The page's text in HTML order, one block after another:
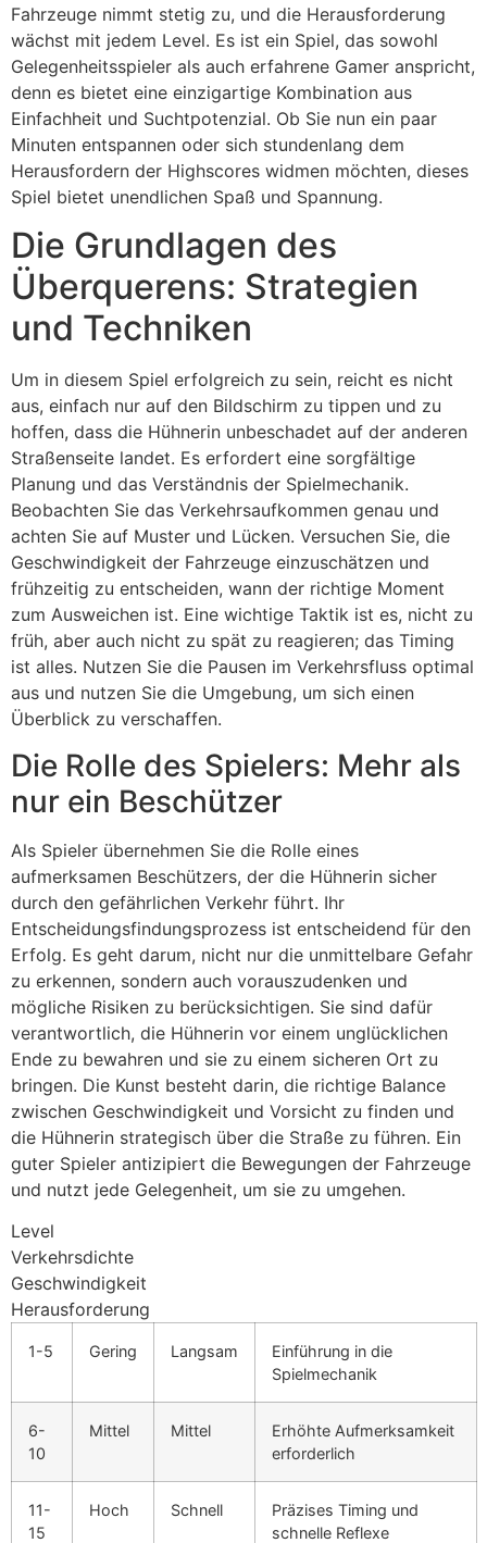
Fahrzeuge nimmt stetig zu, und die Herausforderung
wächst mit jedem Level. Es ist ein Spiel, das sowohl
Gelegenheitsspieler als auch erfahrene Gamer anspricht,
denn es bietet eine einzigartige Kombination aus
Einfachheit und Suchtpotenzial. Ob Sie nun ein paar
Minuten entspannen oder sich stundenlang dem
Herausfordern der Highscores widmen möchten, dieses
Spiel bietet unendlichen Spaß und Spannung.
Die Grundlagen des
Überquerens: Strategien
und Techniken
Um in diesem Spiel erfolgreich zu sein, reicht es nicht
aus, einfach nur auf den Bildschirm zu tippen und zu
hoffen, dass die Hühnerin unbeschadet auf der anderen
Straßenseite landet. Es erfordert eine sorgfältige
Planung und das Verständnis der Spielmechanik.
Beobachten Sie das Verkehrsaufkommen genau und
achten Sie auf Muster und Lücken. Versuchen Sie, die
Geschwindigkeit der Fahrzeuge einzuschätzen und
frühzeitig zu entscheiden, wann der richtige Moment
zum Ausweichen ist. Eine wichtige Taktik ist es, nicht zu
früh, aber auch nicht zu spät zu reagieren; das Timing
ist alles. Nutzen Sie die Pausen im Verkehrsfluss optimal
aus und nutzen Sie die Umgebung, um sich einen
Überblick zu verschaffen.
Die Rolle des Spielers: Mehr als
nur ein Beschützer
Als Spieler übernehmen Sie die Rolle eines
aufmerksamen Beschützers, der die Hühnerin sicher
durch den gefährlichen Verkehr führt. Ihr
Entscheidungsfindungsprozess ist entscheidend für den
Erfolg. Es geht darum, nicht nur die unmittelbare Gefahr
zu erkennen, sondern auch vorauszudenken und
mögliche Risiken zu berücksichtigen. Sie sind dafür
verantwortlich, die Hühnerin vor einem unglücklichen
Ende zu bewahren und sie zu einem sicheren Ort zu
bringen. Die Kunst besteht darin, die richtige Balance
zwischen Geschwindigkeit und Vorsicht zu finden und
die Hühnerin strategisch über die Straße zu führen. Ein
guter Spieler antizipiert die Bewegungen der Fahrzeuge
und nutzt jede Gelegenheit, um sie zu umgehen.
Level
Verkehrsdichte
Geschwindigkeit
Herausforderung
1-5 Gering Langsam
Einführung in die
Spielmechanik
6-
10
Mittel Mittel
Erhöhte Aufmerksamkeit
erforderlich
11-
15
Hoch Schnell
Präzises Timing und
schnelle Reflexe